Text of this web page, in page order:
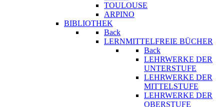
TOULOUSE
ARPINO
BIBLIOTHEK
Back
LERNMITTELFREIE BÜCHER
Back
LEHRWERKE DER
UNTERSTUFE
LEHRWERKE DER
MITTELSTUFE
LEHRWERKE DER
OBERSTUFE